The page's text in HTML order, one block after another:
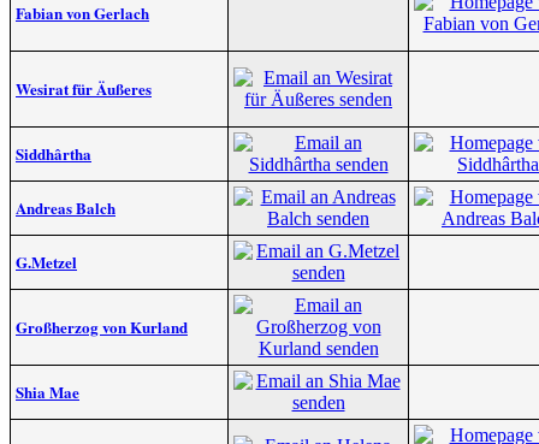
Fabian von Gerlach
Wesirat für Äußeres
Siddhârtha
Andreas Balch
G.Metzel
Großherzog von Kurland
Shia Mae